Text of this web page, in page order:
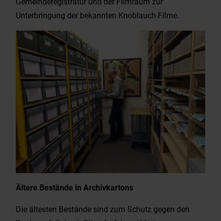
Unterbringung der bekannten Knoblauch-Filme.
Ältere Bestände in Archivkartons
Die ältesten Bestände sind zum Schutz gegen den